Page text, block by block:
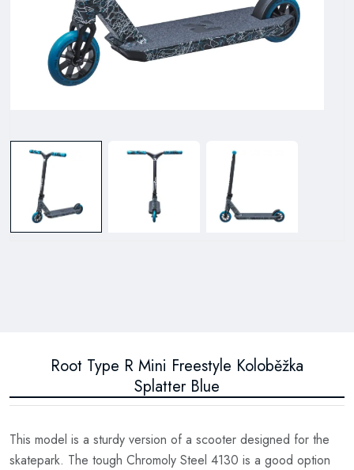
Root Type R Mini Freestyle Koloběžka
Splatter Blue
This model is a sturdy version of a scooter designed for the
skatepark. The tough Chromoly Steel 4130 is a good option